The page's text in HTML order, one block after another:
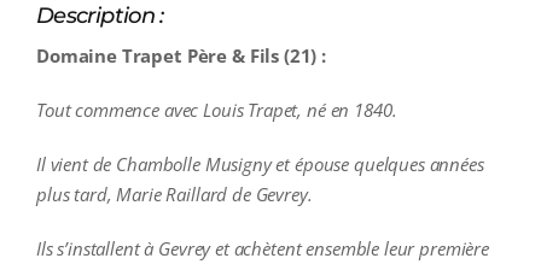
Description :
Domaine Trapet Père & Fils (21) :
Tout commence avec Louis Trapet, né en 1840.
Il vient de Chambolle Musigny et épouse quelques années
plus tard, Marie Raillard de Gevrey.
Ils s’installent à Gevrey et achètent ensemble leur première